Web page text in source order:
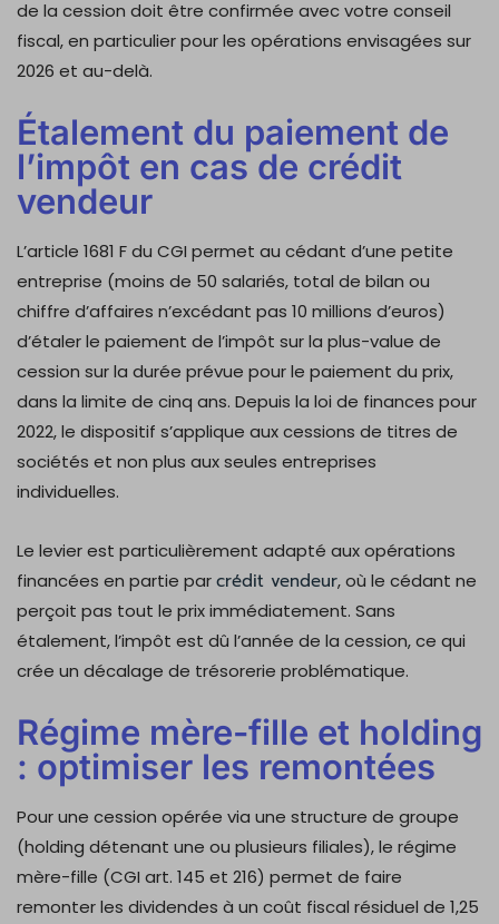
de la cession doit être confirmée avec votre conseil
fiscal, en particulier pour les opérations envisagées sur
2026 et au-delà.
Étalement du paiement de
l’impôt en cas de crédit
vendeur
L’article 1681 F du CGI permet au cédant d’une petite
entreprise (moins de 50 salariés, total de bilan ou
chiffre d’affaires n’excédant pas 10 millions d’euros)
d’étaler le paiement de l’impôt sur la plus-value de
cession sur la durée prévue pour le paiement du prix,
dans la limite de cinq ans. Depuis la loi de finances pour
2022, le dispositif s’applique aux cessions de titres de
sociétés et non plus aux seules entreprises
individuelles.
Le levier est particulièrement adapté aux opérations
financées en partie parcrédit vendeur, où le cédant ne
perçoit pas tout le prix immédiatement. Sans
étalement, l’impôt est dû l’année de la cession, ce qui
crée un décalage de trésorerie problématique.
Régime mère-fille et holding
: optimiser les remontées
Pour une cession opérée via une structure de groupe
(holding détenant une ou plusieurs filiales), le régime
mère-fille (CGI art. 145 et 216) permet de faire
remonter les dividendes à un coût fiscal résiduel de 1,25